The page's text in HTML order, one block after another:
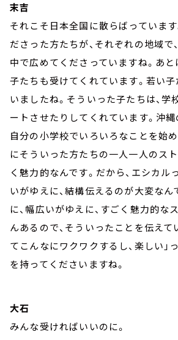
末吉
それこそ日本全国に散らばっています
ださった方たちが、それぞれの地域で
中で広めてくださっていますね。あと
子たちも受けてくれています。若い
いましたね。そういった子たちは、学
ートさせたりしてくれています。沖縄
自分の小学校でいろいろなことを始
にそういった方たちの一人一人のス
く魅力的なんです。だから、エシカル
いがゆえに、結構伝えるのが大変なん
に、幅広いがゆえに、すごく魅力的な
んあるので、そういったことを伝えて
てこんなにワクワクするし、楽しい」
を持ってくださいますね。
大石
みんな受ければいいのに。